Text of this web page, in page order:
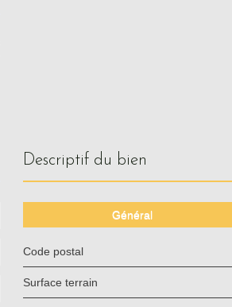
descriptif du bien
Général
Code postal
surface terrain